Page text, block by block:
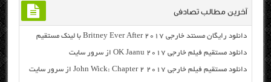
آخرین مطالب تصادفی
دانلود رایگان مسنتد خارجی Britney Ever After 2017 با لینک مستقیم
دانلود مستقیم فیلم خارجی OK Jaanu 2017 از سرور سایت
دانلود مستقیم فیلم خارجی John Wick: Chapter 2 2017 از سرور سایت